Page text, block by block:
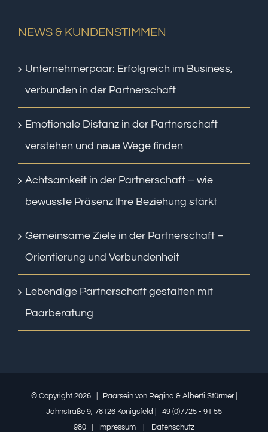
NEWS & KUNDENSTIMMEN
Unternehmerpaar: Erfolgreich im Business,
verbunden in der Partnerschaft
Emotionale Distanz in der Partnerschaft
verstehen und neue Wege finden
Achtsamkeit in der Partnerschaft – wie
bewusste Präsenz Ihre Beziehung stärkt
Gemeinsame Ziele in der Partnerschaft –
Orientierung und Verbundenheit
Lebendige Partnerschaft gestalten mit
Paarberatung
© Copyright 2026 | Paarsein von Regina & Alberti Stürmer |
Jahnstraße 9, 78126 Königsfeld | +49 (0)7725 - 91 55
980 |
Impressum Datenschutz